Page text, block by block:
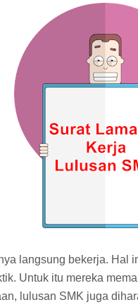
langsung bekerja. Hal
Untuk itu mereka
lulusan SMK juga